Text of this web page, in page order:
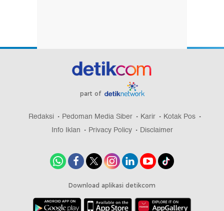
part of
Redaksi Pedoman Media Siber Karir
Kotak Pos
Info Iklan
Privacy Policy Disclaimer
Download aplikasi detikcom